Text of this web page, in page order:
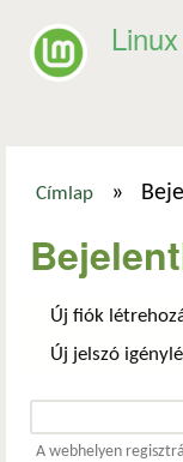
Címlap »
Új fiók
Új jelszó
A webhelyen